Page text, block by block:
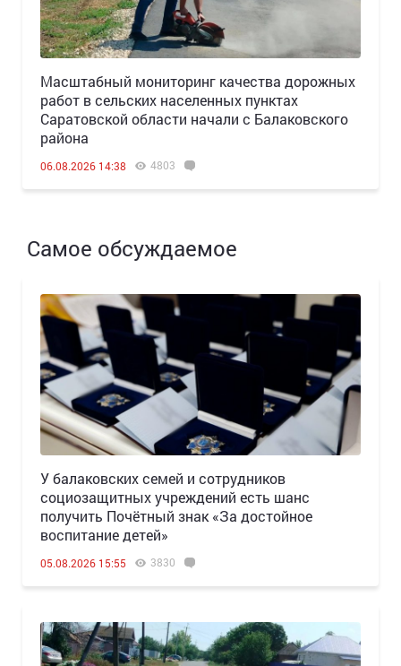
Масштабный мониторинг качества дорожных
работ в сельских населенных пунктах
Саратовской области начали с Балаковского
района
06.08.2026 14:38 4803
Самое обсуждаемое
У балаковских семей и сотрудников
социозащитных учреждений есть шанс
получить Почётный знак «За достойное
воспитание детей»
05.08.2026 15:55 3830